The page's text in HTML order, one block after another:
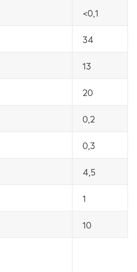
<0,1
34
13
20
0,2
0,3
4,5
1
10